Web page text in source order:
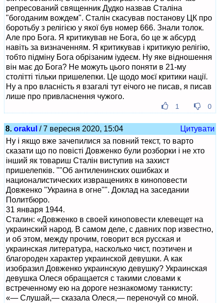
репресований священник Дудко назвав Сталіна
"богоданим вождем". Сталін скасував постанову ЦК про
боротьбу з релігією у якої був номер 666. Знали толок.
Але про Бога. Я критикував не Бога, бо це ж абсурд
навіть за визначенням. Я критикував і критикую релігію,
тобто підміну Бога обрізаним іудеєм. Ну яке відношення
він має до Бога? Не можуть цього поняти в 21-му
столітті тільки пришелепки. Це щодо моєї критики нації.
Ну а про власність я взагалі тут еічого не писав, я писав
лише про привласнення чужого.
1 0
8. orakul / 7 вересня 2020, 15:04
Цитувати
Ну і якщо вже зачепилися за повний текст, то варто
сказати що по повісті Довженко були розборки і не хто
інший як товариш Сталін виступив на захист
пришелепків. ""Об антиленинских ошибках и
националистических извращениях в киноповести
Довженко "Украина в огне"". Доклад на заседании
Политбюро.
31 января 1944.
Сталин: «Довженко в своей киноповести клевещет на
украинский народ. В самом деле, с давних пор известно,
и об этом, между прочим, говорит вся русская и
украинская литература, насколько чист, поэтичен и
благороден характер украинской девушки. А как
изобразил Довженко украинскую девушку? Украинская
девушка Олеся обращается с такими словами к
встреченному ею на дороге незнакомому танкисту:
«— Слушай,— сказала Олеся,— переночуй со мной.